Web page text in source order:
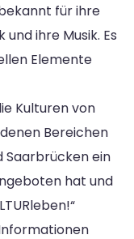
für ihre
ihre Musik. Es
Elemente
Kulturen von
Bereichen
Saarbrücken ein
hat und